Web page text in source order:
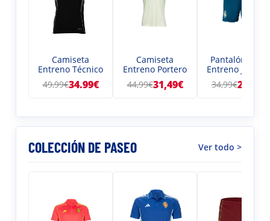
Entreno Técnico
25/26
49,99€34.99€
Entreno Portero
25-26 Niño
44,99€31,49€
Entreno
Niño
34,99€24,49€
COLECCIÓN DE PASEO